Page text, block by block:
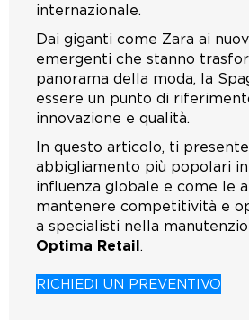
internazionale.
Dai giganti come Zara ai
emergenti che stanno
panorama della moda, la
essere un punto di
innovazione e qualità.
In questo articolo, ti
abbigliamento più popolari
influenza globale e come le
mantenere competitività e
a specialisti nella
Optima Retail.
RICHIEDI UN PREVENTIVO